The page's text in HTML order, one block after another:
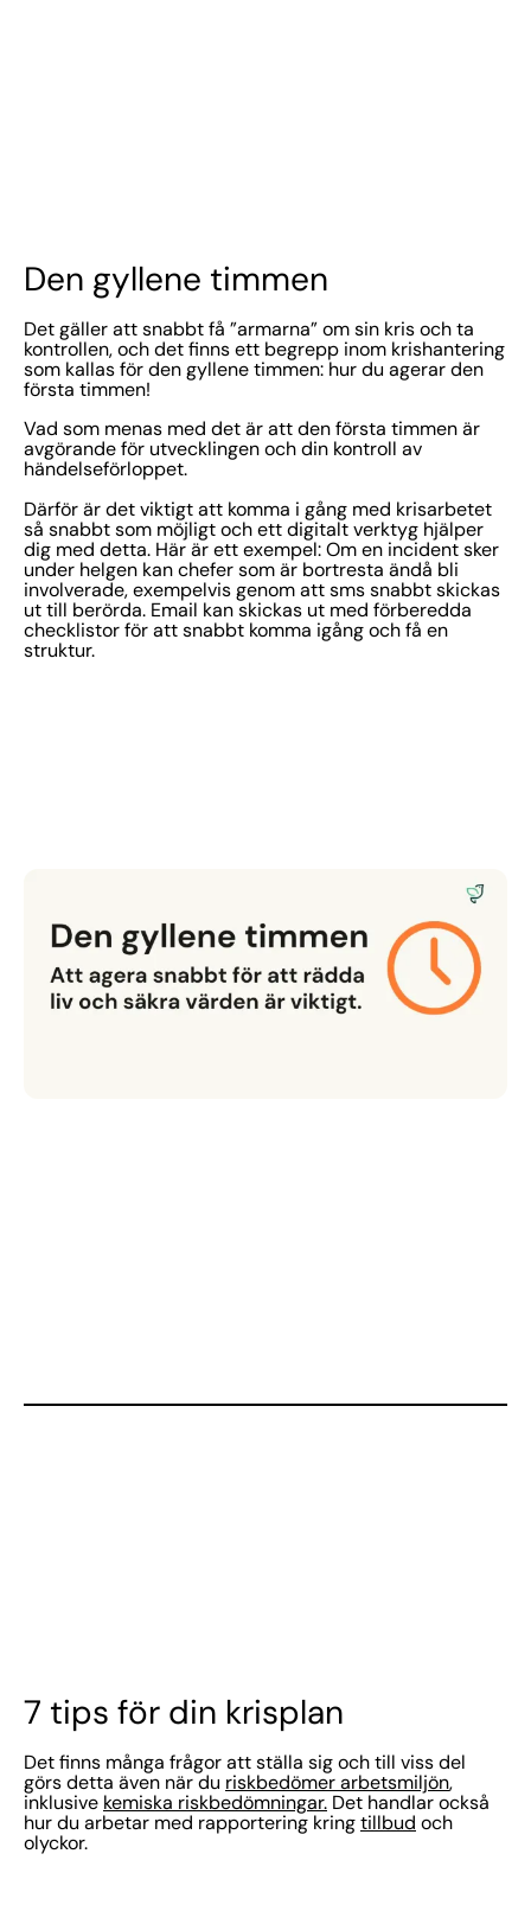
Den gyllene timmen
Det gäller att snabbt få ”armarna” om sin kris och ta
kontrollen, och det finns ett begrepp inom krishantering
som kallas för den gyllene timmen: hur du agerar den
första timmen!
Vad som menas med det är att den första timmen är
avgörande för utvecklingen och din kontroll av
händelseförloppet.
Därför är det viktigt att komma i gång med krisarbetet
så snabbt som möjligt och ett digitalt verktyg hjälper
dig med detta. Här är ett exempel: Om en incident sker
under helgen kan chefer som är bortresta ändå bli
involverade, exempelvis genom att sms snabbt skickas
ut till berörda. Email kan skickas ut med förberedda
checklistor för att snabbt komma igång och få en
struktur.
7 tips för din krisplan
Det finns många frågor att ställa sig och till viss del
görs detta även när du riskbedömer arbetsmiljön,
inklusive kemiska riskbedömningar. Det handlar också
hur du arbetar med rapportering kring tillbud och
olyckor.